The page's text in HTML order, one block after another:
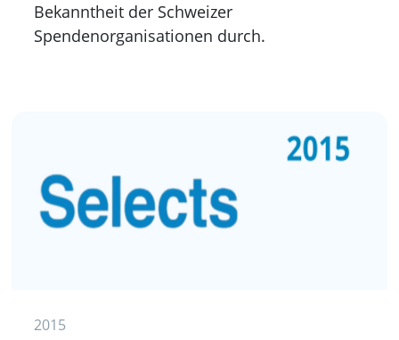
Bekanntheit der Schweizer
Spendenorganisationen durch.
2015